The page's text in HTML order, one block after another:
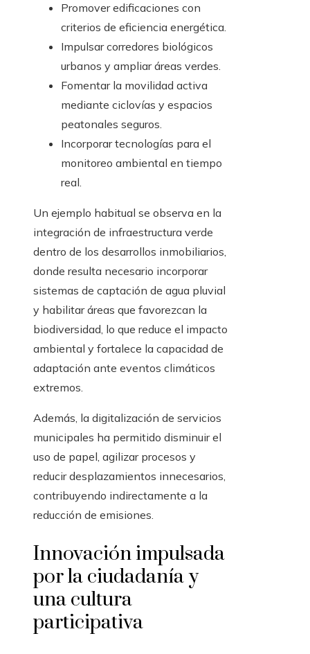
Promover edificaciones con
criterios de eficiencia energética.
Impulsar corredores biológicos
urbanos y ampliar áreas verdes.
Fomentar la movilidad activa
mediante ciclovías y espacios
peatonales seguros.
Incorporar tecnologías para el
monitoreo ambiental en tiempo
real.
Un ejemplo habitual se observa en la
integración de infraestructura verde
dentro de los desarrollos inmobiliarios,
donde resulta necesario incorporar
sistemas de captación de agua pluvial
y habilitar áreas que favorezcan la
biodiversidad, lo que reduce el impacto
ambiental y fortalece la capacidad de
adaptación ante eventos climáticos
extremos.
Además, la digitalización de servicios
municipales ha permitido disminuir el
uso de papel, agilizar procesos y
reducir desplazamientos innecesarios,
contribuyendo indirectamente a la
reducción de emisiones.
Innovación impulsada
por la ciudadanía y
una cultura
participativa